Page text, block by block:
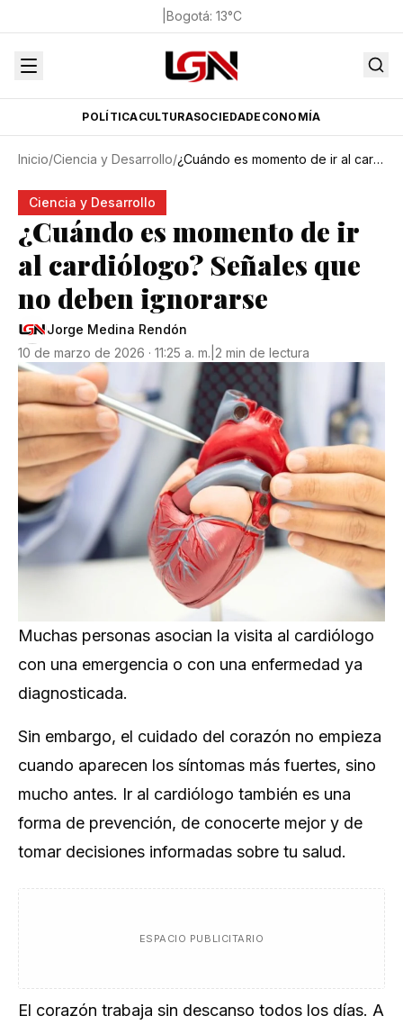
Bogotá: 13°C
POLÍTICACULTURASOCIEDADECONOMÍA
Inicio/Ciencia y Desarrollo/ ¿Cuándo es momento de ir al cardiólogo? Señales que no deben ignorarse
Ciencia y Desarrollo
¿Cuándo es momento de ir
al cardiólogo? Señales que
no deben ignorarse
Jorge Medina Rendón
10 de marzo de 2026 · 11:25 a. m. 2 min de lectura
Muchas personas asocian la visita al cardiólogo
con una emergencia o con una enfermedad ya
diagnosticada.
Sin embargo, el cuidado del corazón no empieza
cuando aparecen los síntomas más fuertes, sino
mucho antes. Ir al cardiólogo también es una
forma de prevención, de conocerte mejor y de
tomar decisiones informadas sobre tu salud.
ESPACIO PUBLICITARIO
El corazón trabaja sin descanso todos los días. A